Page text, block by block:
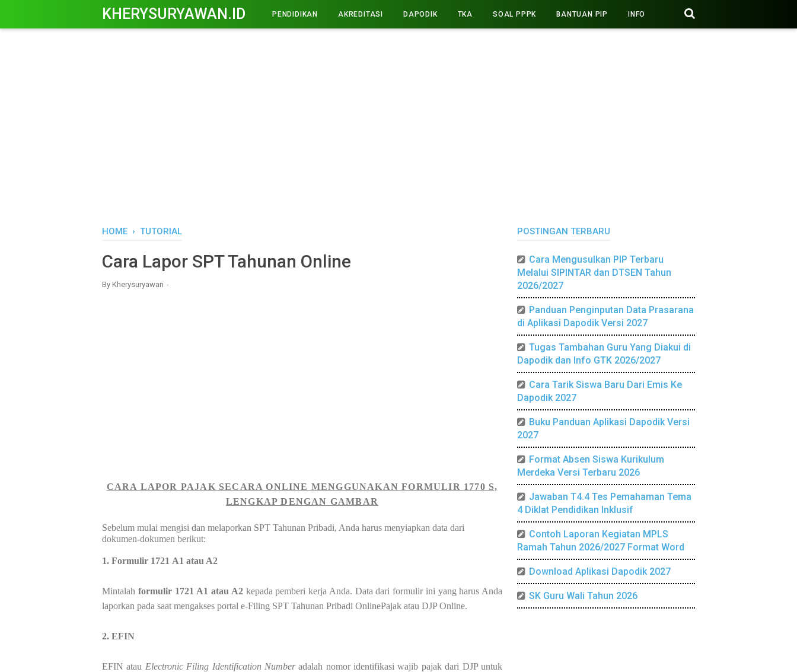
KHERYSURYAWAN.ID PENDIDIKAN AKREDITASI DAPODIK TKA SOAL PPPK BANTUAN PIP INFO
HOME › TUTORIAL
Cara Lapor SPT Tahunan Online
By Kherysuryawan
CARA LAPOR PAJAK SECARA ONLINE MENGGUNAKAN FORMULIR 1770 S,
LENGKAP DENGAN GAMBAR
Sebelum mulai mengisi dan melaporkan SPT Tahunan Pribadi, Anda harus menyiapkan data dari
dokumen-dokumen berikut:
1. Formulir 1721 A1 atau A2
Mintalah formulir 1721 A1 atau A2kepada pemberi kerja Anda. Data dari formulir ini yang harus Anda
laporkan pada saat mengakses portal e-Filing SPT Tahunan Pribadi OnlinePajak atau DJP Online.
2. EFIN
EFIN atau Electronic Filing Identification Numberadalah nomor identifikasi wajib pajak dari DJP untuk
POSTINGAN TERBARU
Cara Mengusulkan PIP Terbaru
Melalui SIPINTAR dan DTSEN Tahun
2026/2027
Panduan Penginputan Data Prasarana
di Aplikasi Dapodik Versi 2027
Tugas Tambahan Guru Yang Diakui di
Dapodik dan Info GTK 2026/2027
Cara Tarik Siswa Baru Dari Emis Ke
Dapodik 2027
Buku Panduan Aplikasi Dapodik Versi
2027
Format Absen Siswa Kurikulum
Merdeka Versi Terbaru 2026
Jawaban T4.4 Tes Pemahaman Tema
4 Diklat Pendidikan Inklusif
Contoh Laporan Kegiatan MPLS
Ramah Tahun 2026/2027 Format Word
Download Aplikasi Dapodik 2027
SK Guru Wali Tahun 2026